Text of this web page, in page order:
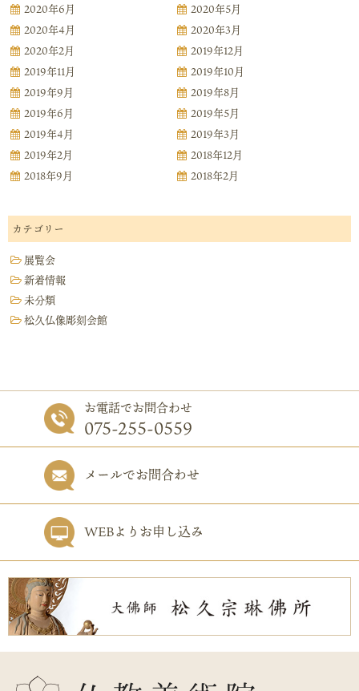
2020年6月
2020年5月
2020年4月
2020年3月
2020年2月
2019年12月
2019年11月
2019年10月
2019年9月
2019年8月
2019年6月
2019年5月
2019年4月
2019年3月
2019年2月
2018年12月
2018年9月
2018年2月
カテゴリー
展覧会
新着情報
未分類
松久仏像彫刻会館
お電話でお問合わせ
075-255-0559
メールでお問合わせ
WEBよりお申し込み